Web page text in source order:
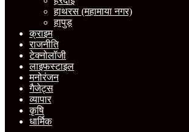
हाथरस (महामाया नगर)
हापुड़
क्राइम
राजनीति
टेक्नोलॉजी
लाइफस्टाइल
मनोरंजन
गैजेट्स
व्यापार
कृषि
धार्मिक